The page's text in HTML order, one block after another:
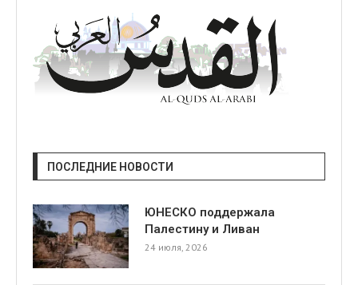
ПОСЛЕДНИЕ НОВОСТИ
ЮНЕСКО поддержала
Палестину и Ливан
24 июля, 2026